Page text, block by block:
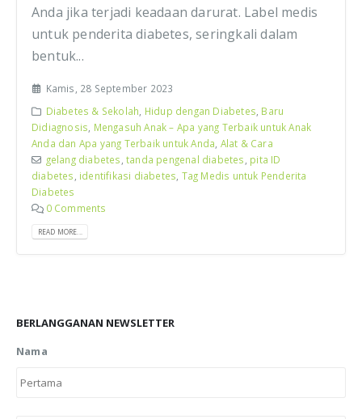
Anda jika terjadi keadaan darurat. Label medis
untuk penderita diabetes, seringkali dalam
bentuk...
Kamis, 28 September 2023
Diabetes & Sekolah Hidup dengan Diabetes Baru
Didiagnosis Mengasuh Anak – Apa yang Terbaik untuk Anak
Anda dan Apa yang Terbaik untuk Anda Alat & Cara
gelang diabetes ,tanda pengenal diabetes pita ID
diabetes identifikasi diabetes Tag Medis untuk Penderita
Diabetes
0 Comments
READ MORE...
BERLANGGANAN NEWSLETTER
Nama